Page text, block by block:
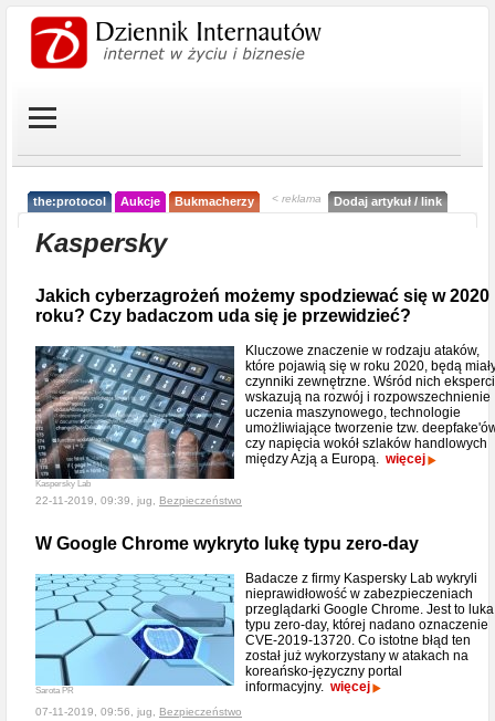
the:protocol Aukcje Bukmacherzy < reklama Dodaj artykuł / link
Kaspersky
Jakich cyberzagrożeń możemy spodziewać się w 2020
roku? Czy badaczom uda się je przewidzieć?
Kaspersky Lab
Kluczowe znaczenie w rodzaju ataków,
które pojawią się w roku 2020, będą
czynniki zewnętrzne. Wśród nich eksperci
wskazują na rozwój i rozpowszechnienie
uczenia maszynowego, technologie
umożliwiające tworzenie tzw.
czy napięcia wokół szlaków handlowych
między Azją a Europą. więcej
22-11-2019, 09:39, jug, Bezpieczeństwo
W Google Chrome wykryto lukę typu zero-day
Sarota PR
Badacze z firmy Kaspersky Lab wykryli
nieprawidłowość w zabezpieczeniach
przeglądarki Google Chrome. Jest to luka
typu zero-day, której nadano oznaczenie
CVE-2019-13720. Co istotne błąd ten
został już wykorzystany w atakach na
koreańsko-języczny portal
informacyjny. więcej
07-11-2019, 09:56, jug, Bezpieczeństwo